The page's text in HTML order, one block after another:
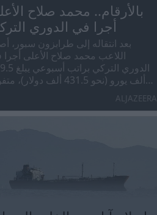
بالأرقام.. محمد صلاح
أجرا في الدوري
بعد انتقاله إلى طرابزون سبور،
اللاعب محمد صلاح الأعلى
الدوري التركي
ألف يورو (نحو 431.5 ألف دولار)،
ALJAZEERA